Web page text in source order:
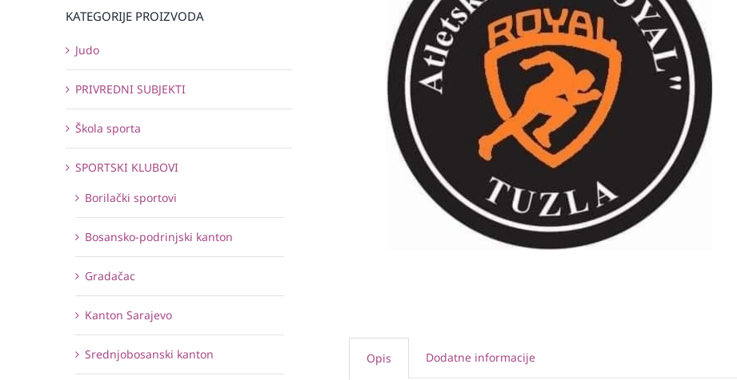
Opis Dodatne informacije
KATEGORIJE PROIZVODA
Judo
PRIVREDNI SUBJEKTI
Škola sporta
SPORTSKI KLUBOVI
Borilački sportovi
Bosansko-podrinjski kanton
Gradačac
Kanton Sarajevo
Srednjobosanski kanton